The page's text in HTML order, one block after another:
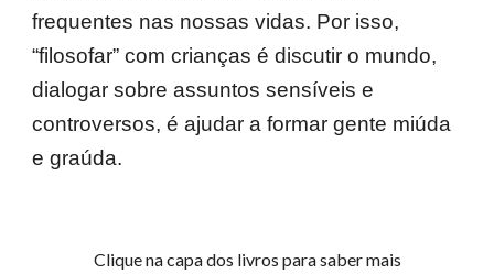
frequentes nas nossas vidas. Por isso,
“filosofar” com crianças é discutir o mundo,
dialogar sobre assuntos sensíveis e
controversos, é ajudar a formar gente miúda
e graúda.
Clique na capa dos livros para saber mais